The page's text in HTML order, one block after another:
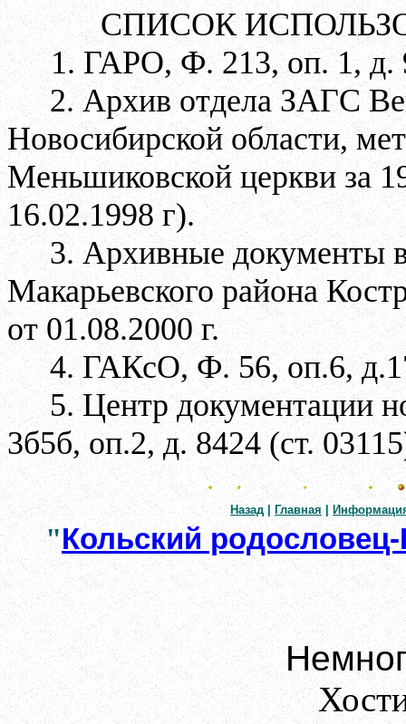
СПИСОК
1. ГАРО, Ф. 213, оп. 1, д.
2. Архив отдела ЗАГС
Новосибирской области,
Меньшиковской церкви за
16.02.1998 г).
3. Архивные документы
Макарьевского района
от 01.08.2000 г.
4. ГАКсО, Ф. 56, оп.6,
5. Центр документации
3б5б, оп.2, д. 8424 (ст.
Назад | Главная |
"Кольский родословец-